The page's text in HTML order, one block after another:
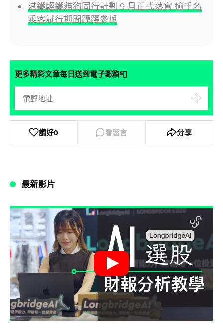
港鐵輕鐵貓狗同行計劃 9 月正式落實 逾千名
乘客試行期間踴躍參與
更多精彩文章每日送到電子郵箱📮
讚好0 看留言 分享
最新影片